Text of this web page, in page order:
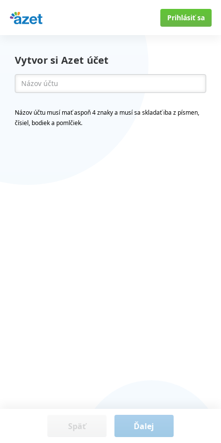
Prihlásiť sa
Vytvor si Azet účet
Názov účtu musí mať aspoň 4 znaky a musí sa skladať iba z písmen,
čísiel, bodiek a pomlčiek.